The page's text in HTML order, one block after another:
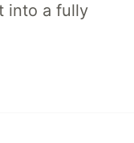
into a fully